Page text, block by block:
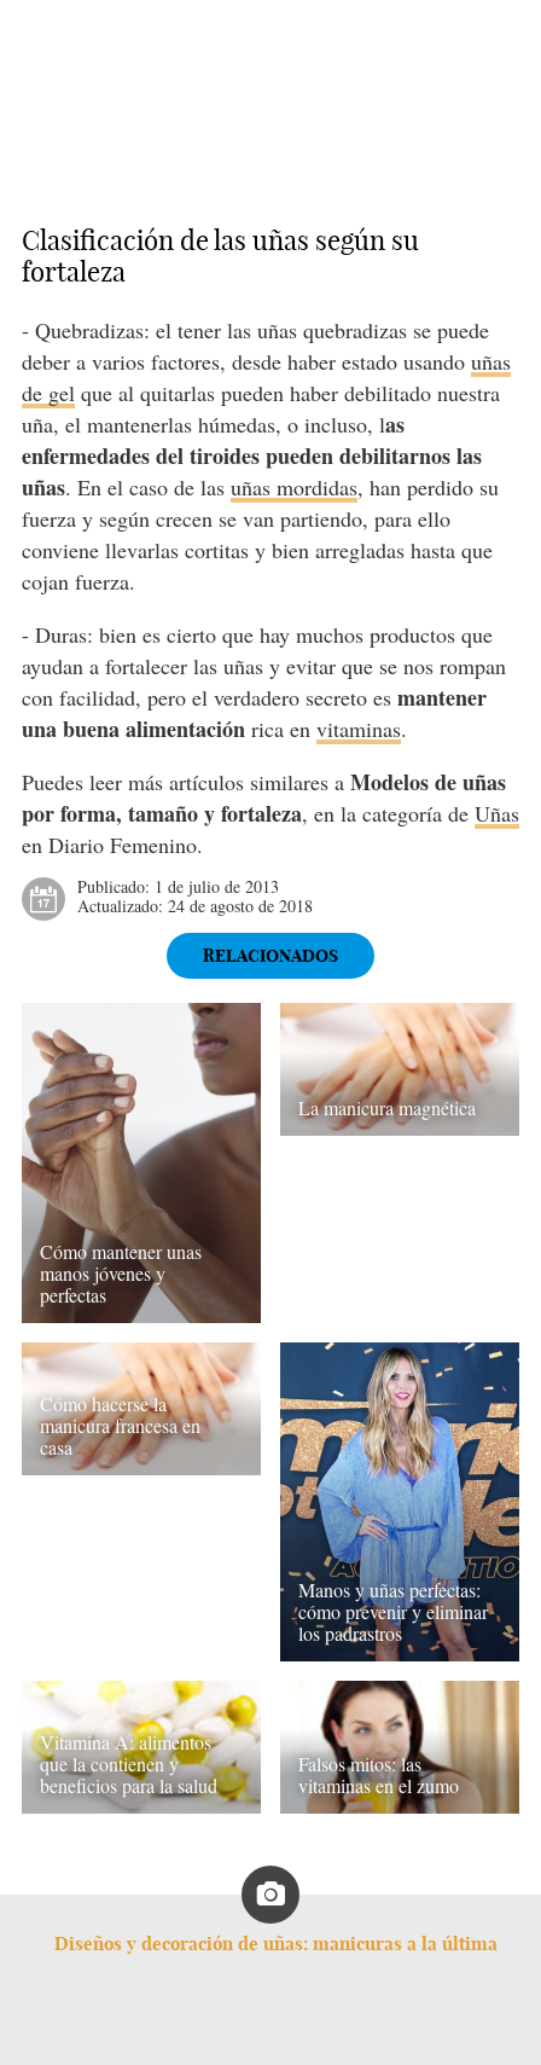
Clasificación de las uñas según su
fortaleza
- Quebradizas: el tener las uñas quebradizas se puede
deber a varios factores, desde haber estado usando uñas
de gelque al quitarlas pueden haber debilitado nuestra
uña, el mantenerlas húmedas, o incluso, las
enfermedades del tiroides pueden debilitarnos las
uñas. En el caso de las uñas mordidas, han perdido su
fuerza y según crecen se van partiendo, para ello
conviene llevarlas cortitas y bien arregladas hasta que
cojan fuerza.
- Duras: bien es cierto que hay muchos productos que
ayudan a fortalecer las uñas y evitar que se nos rompan
con facilidad, pero el verdadero secreto es mantener
una buena alimentaciónrica en vitaminas.
Puedes leer más artículos similares a Modelos de uñas
por forma, tamaño y fortaleza, en la categoría de Uñas
en Diario Femenino.
Publicado: 1 de julio de 2013
Actualizado: 24 de agosto de 2018
RELACIONADOS
Cómo mantener unas
manos jóvenes y
perfectas
La manicura magnética
Cómo hacerse la
manicura francesa en
casa
Manos y uñas perfectas:
cómo prevenir y eliminar
los padrastros
Vitamina A: alimentos
que la contienen y
beneficios para la salud
Falsos mitos: las
vitaminas en el zumo
Diseños y decoración de uñas: manicuras a la última